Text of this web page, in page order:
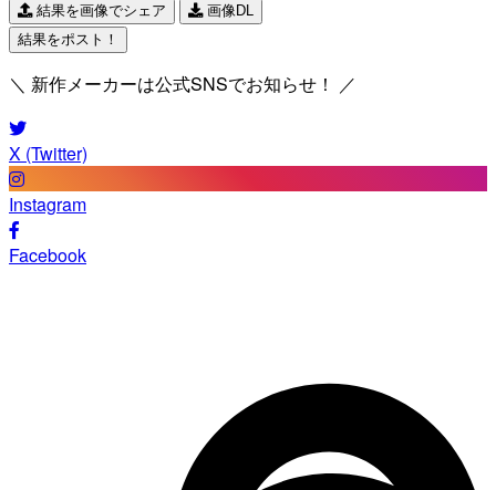
結果を画像でシェア
画像DL
結果をポスト！
＼ 新作メーカーは公式SNSでお知らせ！ ／
X (Twitter)
Instagram
Facebook